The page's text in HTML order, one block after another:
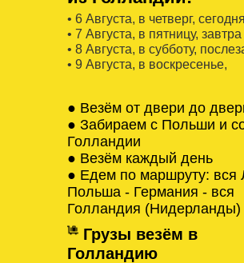
• 6 Августa, в четверг, сегодня
• 7 Августa, в пятницу, завтра
• 8 Августa, в субботу,
• 9 Августa, в воскресенье,
● Везём от двери до
● Забираем с Польши и
Голландии
● Везём каждый день
● Едем по маршруту: вся
Польша - Германия - вся
Голландия (Нидерланды)
Грузы везём в
Голландию